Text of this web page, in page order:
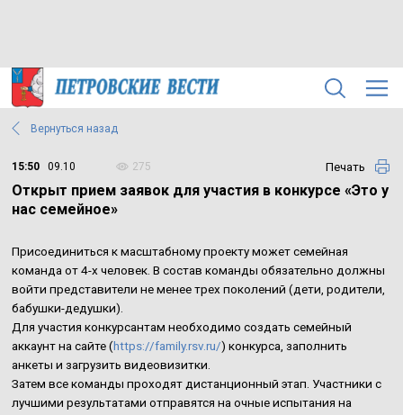
Вернуться назад
15:50 09.10 275 Печать
Открыт прием заявок для участия в конкурсе «Это у
нас семейное»
Присоединиться к масштабному проекту может семейная
команда от 4-х человек. В состав команды обязательно должны
войти представители не менее трех поколений (дети, родители,
бабушки-дедушки).
Для участия конкурсантам необходимо создать семейный
аккаунт на сайте (https://family.rsv.ru/) конкурса, заполнить
анкеты и загрузить видеовизитки.
Затем все команды проходят дистанционный этап. Участники с
лучшими результатами отправятся на очные испытания на